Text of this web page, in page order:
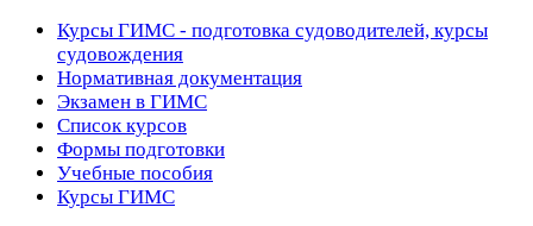
Курсы ГИМС - подготовка судоводителей, курсы
судовождения
Нормативная документация
Экзамен в ГИМС
Список курсов
Формы подготовки
Учебные пособия
Курсы ГИМС